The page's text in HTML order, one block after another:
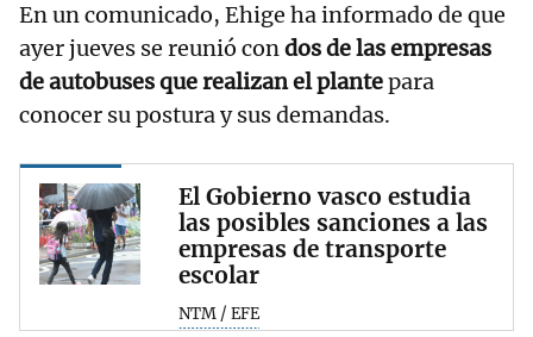
En un comunicado, Ehige ha informado de que
ayer jueves se reunió condos de las empresas
de autobuses que realizan el plantepara
conocer su postura y sus demandas.
El Gobierno vasco estudia
las posibles sanciones a las
empresas de transporte
escolar
NTM / EFE